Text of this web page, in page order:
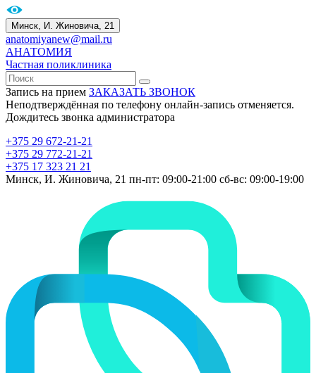
Минск, И. Жиновича, 21
anatomiyanew@mail.ru
АНАТОМИЯ
Частная поликлиника
Запись на прием ЗАКАЗАТЬ ЗВОНОК
Неподтверждённая по телефону онлайн-запись отменяется.
Дождитесь звонка администратора
+375 29 672-21-21
+375 29 772-21-21
+375 17 323 21 21
Минск, И. Жиновича, 21 пн-пт: 09:00-21:00 сб-вс: 09:00-19:00